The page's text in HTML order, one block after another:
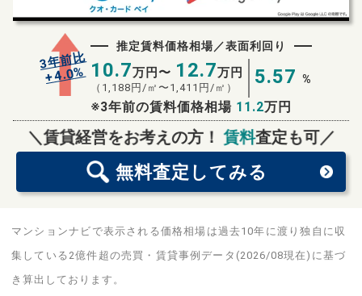
3年前比
+4.0%
推定賃料価格相場／表面利回り
10.7万円〜 12.7万円
（ 1,188 円/㎡〜 1,411 円/㎡） 5.57 %
※3年前の賃料価格相場 11.2万円
＼賃貸経営をお考えの方！ 賃料査定も可／
無料査定 してみる
無料査定スタート！
マンションナビで表示される価格相場は過去10年に渡り独自に収
集している2億件超の売買・賃貸事例データ(2026/08現在)に基づ
き算出しております。